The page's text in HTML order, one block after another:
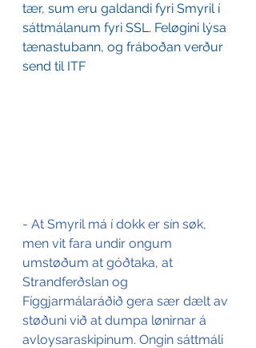
tær, sum eru galdandi fyri Smyril í
sáttmálanum fyri SSL. Feløgini lýsa
tænastubann, og fráboðan verður
send til ITF
- At Smyril má í dokk er sín søk,
men vit fara undir ongum
umstøðum at góðtaka, at
Strandferðslan og
Fíggjarmálaráðið gera sær dælt av
støðuni við at dumpa lønirnar á
avloysaraskipinum. Ongin sáttmáli